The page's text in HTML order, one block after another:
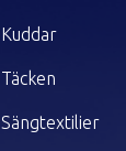
Kuddar
Täcken
Sängtextilier